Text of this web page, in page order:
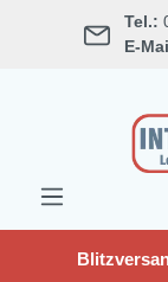
springen Tel.:
E-